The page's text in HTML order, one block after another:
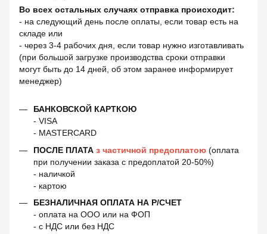
Во всех остальных случаях отправка происходит:
- на следующий день после оплаты, если товар есть на
складе или
- через 3-4 рабочих дня, если товар нужно изготавливать
(при большой загрузке производства сроки отправки
могут быть до 14 дней, об этом заранее информирует
менеджер)
БАНКОВСКОЙ КАРТКОЮ
- VISA
- MASTERCARD
ПОСЛЕ ПЛАТА з частичной предоплатою (оплата
при получении заказа с предоплатой 20-50%)
- наличкой
- картою
БЕЗНАЛИЧНАЯ ОПЛАТА НА Р/СЧЕТ
- оплата на ООО или на ФОП
- с НДС или без НДС